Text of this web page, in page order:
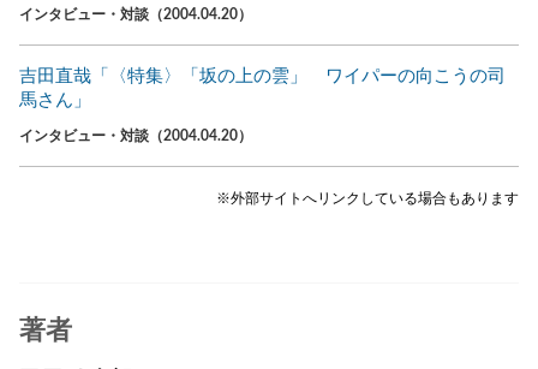
インタビュー・対談（2004.04.20）
吉田直哉「〈特集〉「坂の上の雲」 ワイパーの向こうの司
馬さん」
インタビュー・対談（2004.04.20）
※外部サイトへリンクしている場合もあります
著者